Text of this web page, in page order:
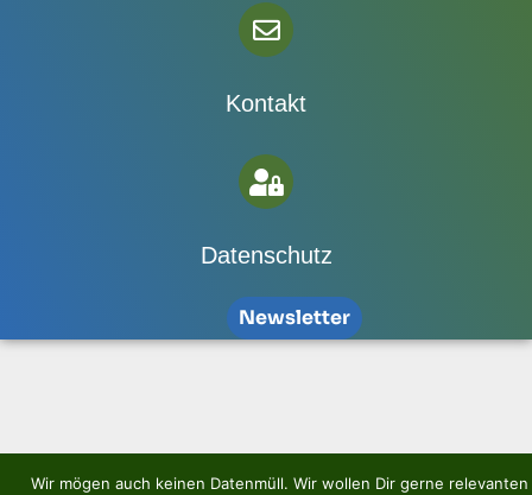
Kontakt
Datenschutz
Newsletter
Wir mögen auch keinen Datenmüll. Wir wollen Dir gerne relevanten